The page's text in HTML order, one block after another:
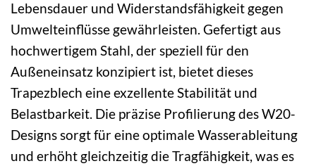
Lebensdauer und Widerstandsfähigkeit gegen
Umwelteinflüsse gewährleisten. Gefertigt aus
hochwertigem Stahl, der speziell für den
Außeneinsatz konzipiert ist, bietet dieses
Trapezblech eine exzellente Stabilität und
Belastbarkeit. Die präzise Profilierung des W20-
Designs sorgt für eine optimale Wasserableitung
und erhöht gleichzeitig die Tragfähigkeit, was es